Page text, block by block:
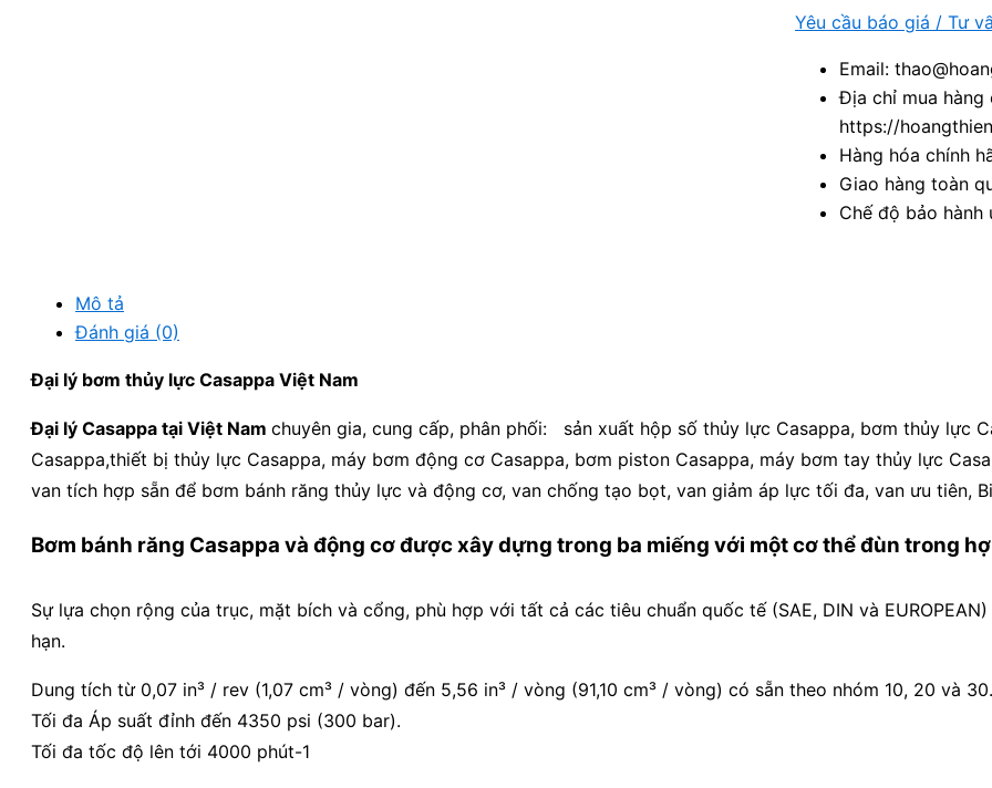
Yêu cầu báo giá / Tư
Email:
Địa chỉ mua hàng
https://
Hàng hóa chính
Giao hàng toàn
Chế độ bảo hành
Mô tả
Đánh giá (0)
Đại lý bơm thủy lực Casappa Việt Nam
Đại lý Casappa tại Việt Nam chuyên gia, cung cấp, phân phối: sản xuất hộp số thủy lực Casappa, bơm thủy lực
Casappa,thiết bị thủy lực Casappa, máy bơm động cơ Casappa, bơm piston Casappa, máy bơm tay thủy lực
van tích hợp sẵn để bơm bánh răng thủy lực và động cơ, van chống tạo bọt, van giảm áp lực tối đa, van ưu tiên,
Bơm bánh răng Casappa và động cơ được xây dựng trong ba miếng với một cơ thể đùn trong
Sự lựa chọn rộng của trục, mặt bích và cổng, phù hợp với tất cả các tiêu chuẩn quốc tế (SAE, DIN và
hạn.
Dung tích từ 0,07 in³ / rev (1,07 cm³ / vòng) đến 5,56 in³ / vòng (91,10 cm³ / vòng) có sẵn theo nhóm 10, 20 và 30.
Tối đa Áp suất đỉnh đến 4350 psi (300 bar).
Tối đa tốc độ lên tới 4000 phút-1